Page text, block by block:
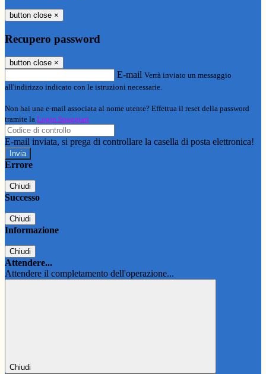
button close ×
Recupero password
button close ×
E-mail Verrà inviato un messaggio
all'indirizzo indicato con le istruzioni necessarie.
Non hai una e-mail associata al nome utente? Effettua il reset della password
tramite la Login Spaggiari
E-mail inviata, si prega di controllare la casella di posta elettronica!
Errore
Chiudi
Successo
Chiudi
Informazione
Chiudi
Attendere...
Attendere il completamento dell'operazione...
Chiudi